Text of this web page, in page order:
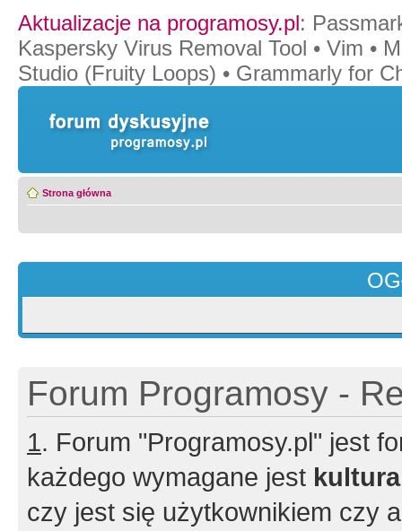
Aktualizacje na programosy.pl:
Kaspersky Virus Removal Tool • Vim •
Studio (Fruity Loops) • Grammarly for
Strona główna
Forum Programosy -
1. Forum "Programosy.pl" jest
każdego wymagane jest
czy jest się użytkownikiem czy